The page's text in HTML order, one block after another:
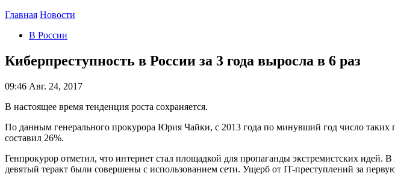
Главная Новости
В России
Киберпреступность в России за 3 года выросла в 6 раз
09:46 Авг. 24, 2017
В настоящее время тенденция роста сохраняется.
По данным генерального прокурора Юрия Чайки, с 2013 года по минувший год число таких
составил 26%.
Генпрокурор отметил, что интернет стал площадкой для пропаганды экстремистских идей.
девятый теракт были совершены с использованием сети. Ущерб от IT-преступлений за